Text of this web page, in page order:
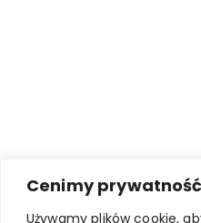
Cenimy
Używamy plików cookie,